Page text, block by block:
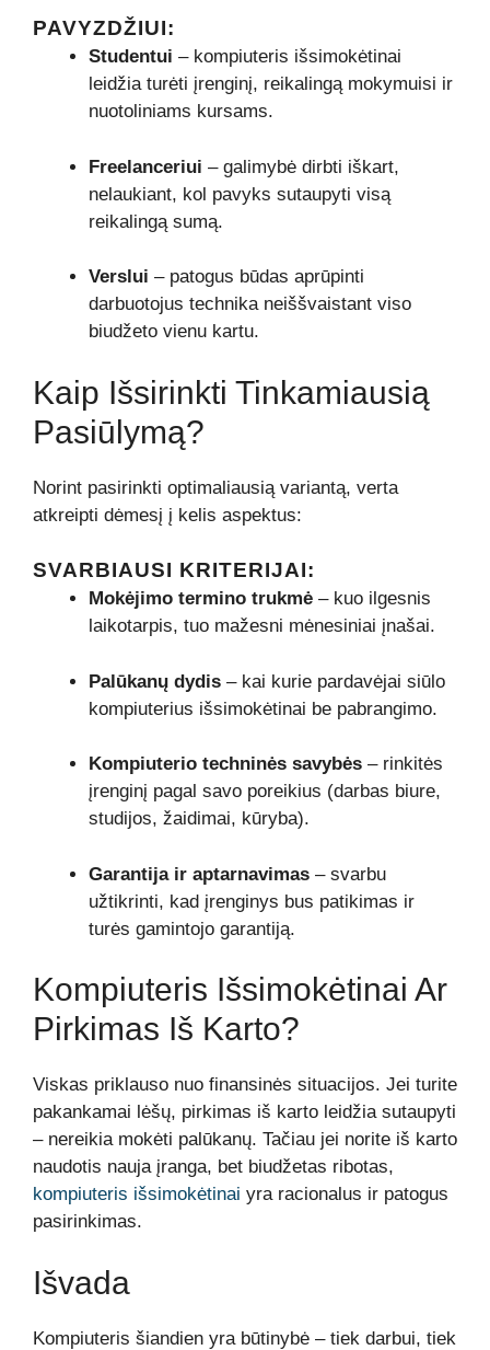
PAVYZDŽIUI:
Studentui – kompiuteris išsimokėtinai
leidžia turėti įrenginį, reikalingą mokymuisi ir
nuotoliniams kursams.
Freelanceriui – galimybė dirbti iškart,
nelaukiant, kol pavyks sutaupyti visą
reikalingą sumą.
Verslui – patogus būdas aprūpinti
darbuotojus technika neiššvaistant viso
biudžeto vienu kartu.
Kaip Išsirinkti Tinkamiausią
Pasiūlymą?
Norint pasirinkti optimaliausią variantą, verta
atkreipti dėmesį į kelis aspektus:
SVARBIAUSI KRITERIJAI:
Mokėjimo termino trukmė – kuo ilgesnis
laikotarpis, tuo mažesni mėnesiniai įnašai.
Palūkanų dydis – kai kurie pardavėjai siūlo
kompiuterius išsimokėtinai be pabrangimo.
Kompiuterio techninės savybės – rinkitės
įrenginį pagal savo poreikius (darbas biure,
studijos, žaidimai, kūryba).
Garantija ir aptarnavimas – svarbu
užtikrinti, kad įrenginys bus patikimas ir
turės gamintojo garantiją.
Kompiuteris Išsimokėtinai Ar
Pirkimas Iš Karto?
Viskas priklauso nuo finansinės situacijos. Jei turite
pakankamai lėšų, pirkimas iš karto leidžia sutaupyti
– nereikia mokėti palūkanų. Tačiau jei norite iš karto
naudotis nauja įranga, bet biudžetas ribotas,
kompiuteris išsimokėtinai yra racionalus ir patogus
pasirinkimas.
Išvada
Kompiuteris šiandien yra būtinybė – tiek darbui, tiek